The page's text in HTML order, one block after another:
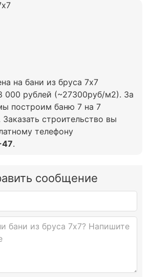
на бани из бруса 7х7
000 рублей (~27300руб/м2). За
построим баню 7 на 7
Заказать строительство вы
телефону
.
сообщение